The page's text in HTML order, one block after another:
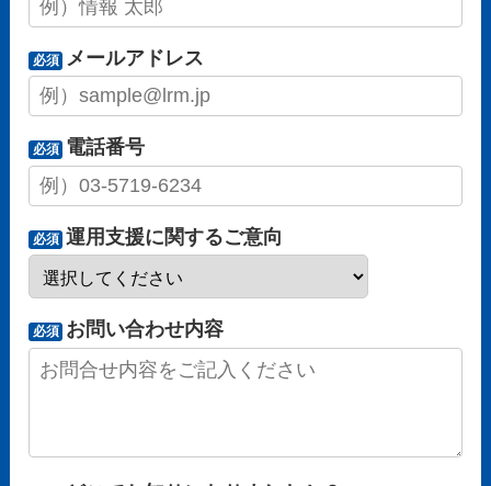
必須 メールアドレス
必須 電話番号
必須 運用支援に関するご意向
必須 お問い合わせ内容